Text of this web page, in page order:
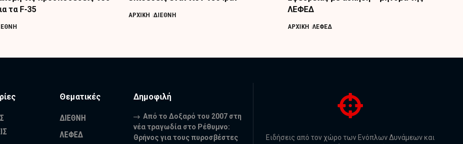
τα F-35
ΑΡΧΙΚΗ ΔΙΕΘΝΗ
ΛΕΦΕΔ
ΑΡΧΙΚΗ ΛΕΦΕΔ
Θεματικές
ΔΙΕΘΝΗ
ΛΕΦΕΔ
Δημοφιλή
Από το Δοξαρό του 2007 στη
νέα τραγωδία στο Ρέθυμνο:
Θρήνος για τους πυροσβέστες
Ειδήσεις από τον χώρο των Ενόπλων Δυνάμεων και